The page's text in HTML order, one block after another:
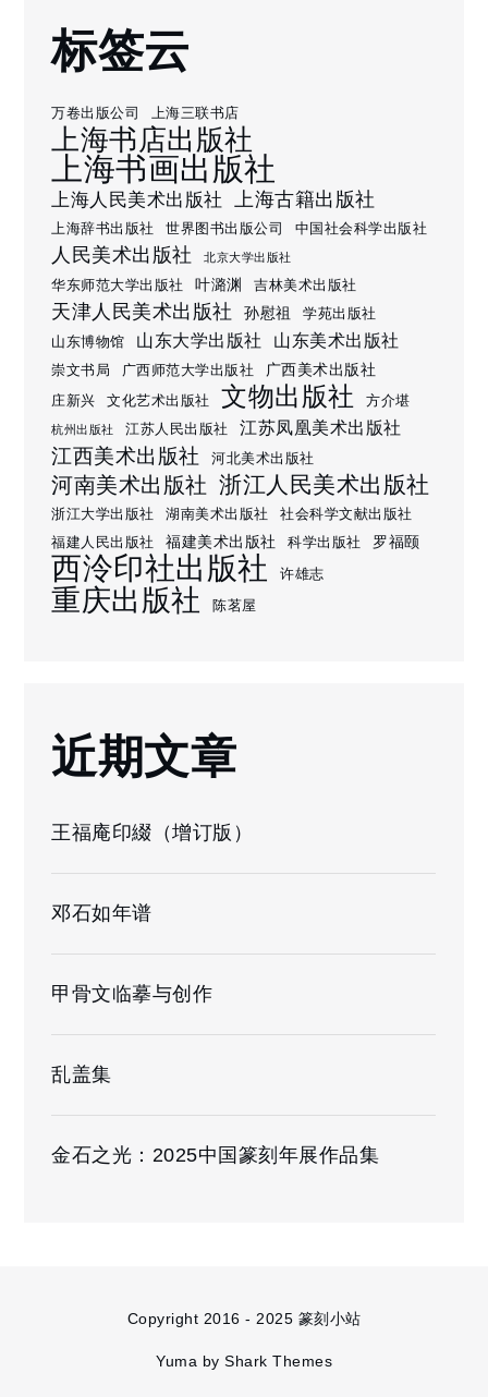
标签云
万卷出版公司 上海三联书店
上海书店出版社
上海书画出版社
上海人民美术出版社 上海古籍出版社
上海辞书出版社 世界图书出版公司 中国社会科学出版社
人民美术出版社 北京大学出版社
华东师范大学出版社 叶潞渊 吉林美术出版社
天津人民美术出版社 孙慰祖
学苑出版社
山东博物馆
山东大学出版社 山东美术出版社
崇文书局 广西师范大学出版社 广西美术出版社
庄新兴 文化艺术出版社 文物出版社 方介堪
杭州出版社 江苏人民出版社 江苏凤凰美术出版社
江西美术出版社 河北美术出版社
河南美术出版社 浙江人民美术出版社
浙江大学出版社 湖南美术出版社
社会科学文献出版社
福建人民出版社
福建美术出版社 科学出版社 罗福颐
西泠印社出版社 许雄志
重庆出版社 陈茗屋
近期文章
王福庵印綴（增订版）
邓石如年谱
甲骨文临摹与创作
乱盖集
金石之光：2025中国篆刻年展作品集
Copyright 2016 - 2025 篆刻小站
Yuma by Shark Themes